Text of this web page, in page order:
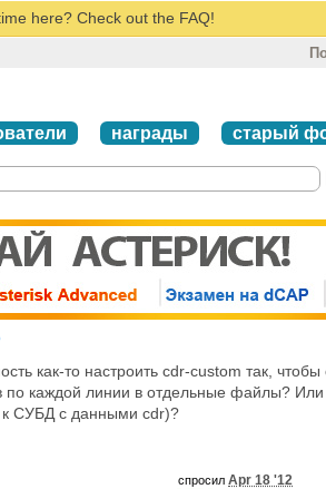
here? Check out the FAQ!
награды старый
как-то настроить cdr-custom так, чтобы
по каждой линии в отдельные файлы? Или
к СУБД с данными cdr)?
спросил Apr 18 '12